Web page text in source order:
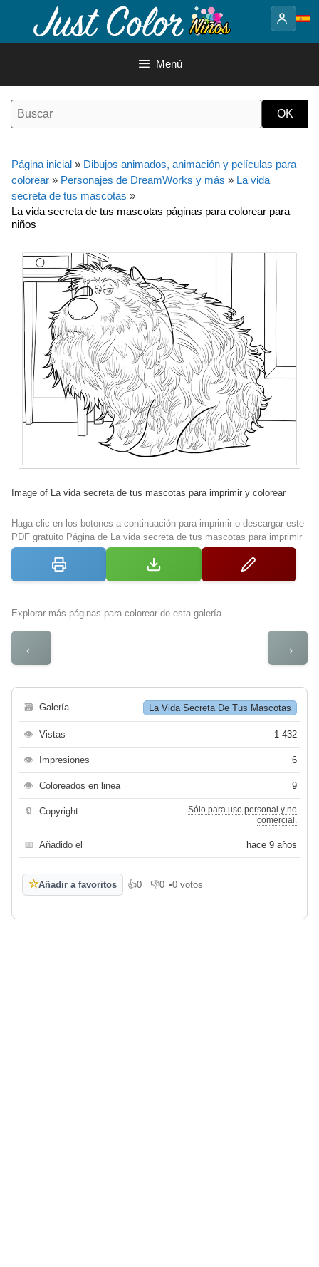
contenido
Menú
Página inicial » Dibujos animados, animación y películas para
colorear » Personajes de DreamWorks y más » La vida
secreta de tus mascotas »
La vida secreta de tus mascotas páginas para colorear para
niños
Image of La vida secreta de tus mascotas para imprimir y colorear
Haga clic en los botones a continuación para imprimir o descargar este
PDF gratuito Página de La vida secreta de tus mascotas para imprimir
Explorar más páginas para colorear de esta galería
← →
🗃 Galería La Vida Secreta De Tus Mascotas
👁 Vistas 1 432
👁 Impresiones 6
👁 Coloreados en linea 9
🔒 Copyright
Sólo para uso personal y no
comercial.
📅 Añadido el hace 9 años
☆Añadir a favoritos 👍0
Me gusta
👎0
No me gusta
•0 votos